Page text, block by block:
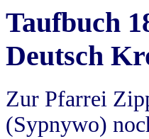
Taufbuch
Deutsch
Zur Pfarrei
(Sypnywo)